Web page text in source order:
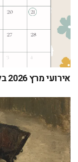
אירועי מרץ 2026 בלונדון – לוח אירועים מלא ותאריכים